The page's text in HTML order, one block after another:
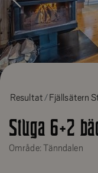
Resultat Fjällsätern
Stuga 6+2
Område: Tänndalen